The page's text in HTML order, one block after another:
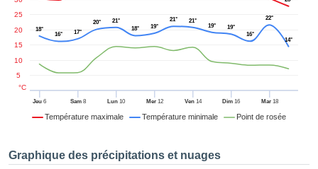
les
:
les
Température maximale Température minimale Point de rosée
Jeu 6 Sam8 Lun 10 Mer12 Ven14 Dim 16 Mar18
5
10
15
20
25
°C
18°
16° 17°
20°
21°
18°
19°
21° 21°
19°
19°
16°
22°
14°
Graphique des précipitations et nuages